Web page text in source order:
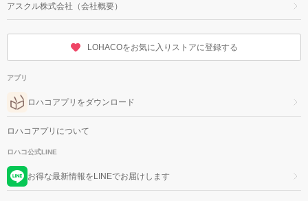
アスクル株式会社（会社概要）
LOHACOをお気に入りストアに登録する
アプリ
ロハコアプリをダウンロード
ロハコアプリについて
ロハコ公式LINE
お得な最新情報をLINEでお届けします